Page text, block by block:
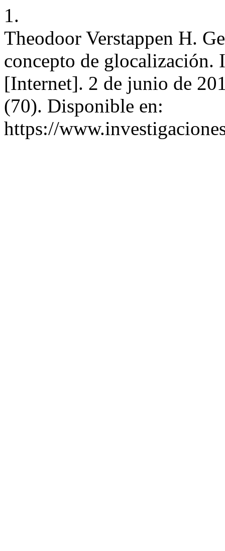
1.
Theodoor Verstappen H.
concepto de glocalización.
[Internet]. 2 de junio de
(70). Disponible en:
https://